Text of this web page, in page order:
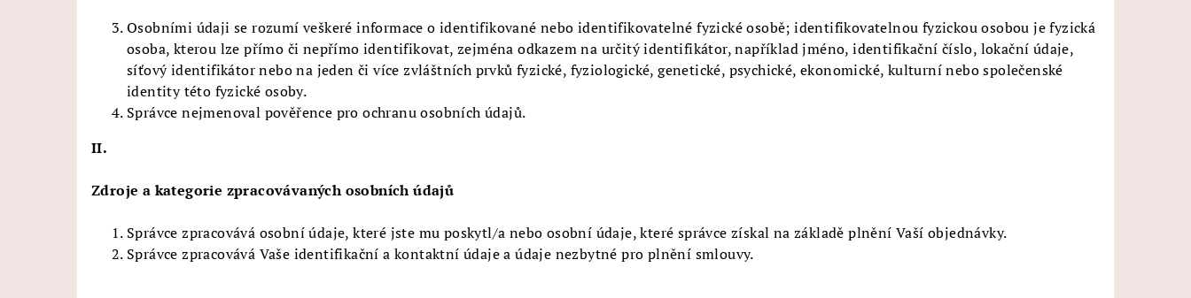
Osobními údaji se rozumí veškeré informace o identifikované nebo identifikovatelné fyzické osobě; identifikovatelnou fyzickou osobou je fyzická
osoba, kterou lze přímo či nepřímo identifikovat, zejména odkazem na určitý identifikátor, například jméno, identifikační číslo, lokační údaje,
síťový identifikátor nebo na jeden či více zvláštních prvků fyzické, fyziologické, genetické, psychické, ekonomické, kulturní nebo společenské
identity této fyzické osoby.
Správce nejmenoval pověřence pro ochranu osobních údajů.
II.
Zdroje a kategorie zpracovávaných osobních údajů
Správce zpracovává osobní údaje, které jste mu poskytl/a nebo osobní údaje, které správce získal na základě plnění Vaší objednávky.
Správce zpracovává Vaše identifikační a kontaktní údaje a údaje nezbytné pro plnění smlouvy.